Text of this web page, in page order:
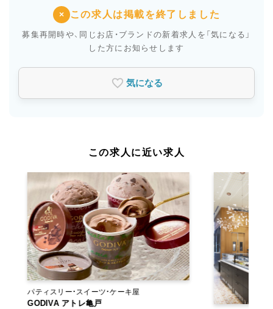
× この求人は掲載を終了しました
募集再開時や、同じお店・ブランドの新着求人を 「気になる」
した方にお知らせします
気になる
この求人に近い求人
パティスリー・スイーツ・ケーキ屋
GODIVA アトレ亀戸